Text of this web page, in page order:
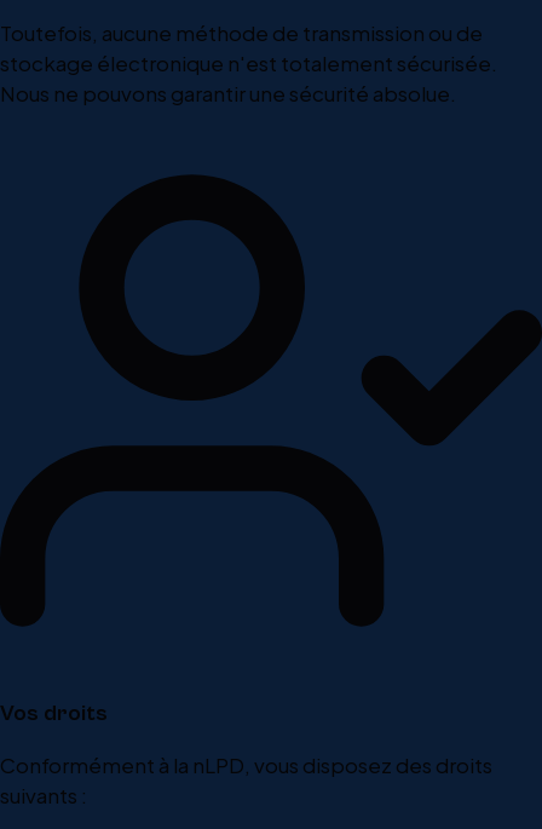
Toutefois, aucune méthode de transmission ou de
stockage électronique n'est totalement sécurisée.
Nous ne pouvons garantir une sécurité absolue.
Vos droits
Conformément à la nLPD, vous disposez des droits
suivants :